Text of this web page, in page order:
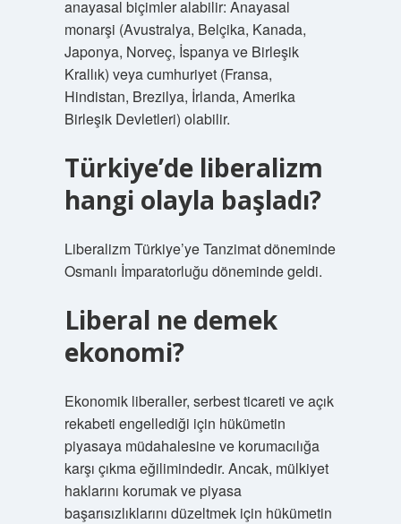
anayasal biçimler alabilir: Anayasal
monarşi (Avustralya, Belçika, Kanada,
Japonya, Norveç, İspanya ve Birleşik
Krallık) veya cumhuriyet (Fransa,
Hindistan, Brezilya, İrlanda, Amerika
Birleşik Devletleri) olabilir.
Türkiye’de liberalizm
hangi olayla başladı?
Liberalizm Türkiye’ye Tanzimat döneminde
Osmanlı İmparatorluğu döneminde geldi.
Liberal ne demek
ekonomi?
Ekonomik liberaller, serbest ticareti ve açık
rekabeti engellediği için hükümetin
piyasaya müdahalesine ve korumacılığa
karşı çıkma eğilimindedir. Ancak, mülkiyet
haklarını korumak ve piyasa
başarısızlıklarını düzeltmek için hükümetin